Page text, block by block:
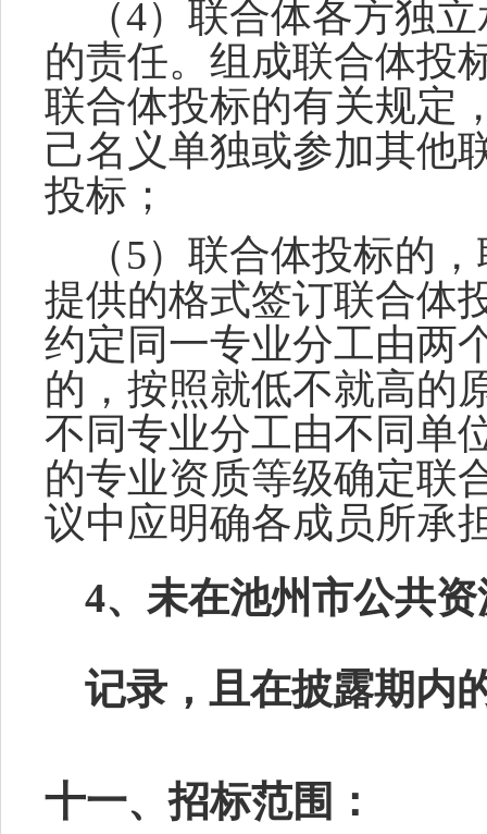
（4）联合体各方独
的责任。组成联合体投
联合体投标的有关规定
己名义单独或参加其他
投标；
（5）联合体投标的
提供的格式签订联合体
约定同一专业分工由两
的，按照就低不就高的
不同专业分工由不同单
的专业资质等级确定联
议中应明确各成员所承
4、未在池州市公共
记录，且在披露期内
十一、招标范围：